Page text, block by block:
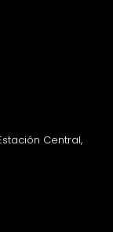
Central,